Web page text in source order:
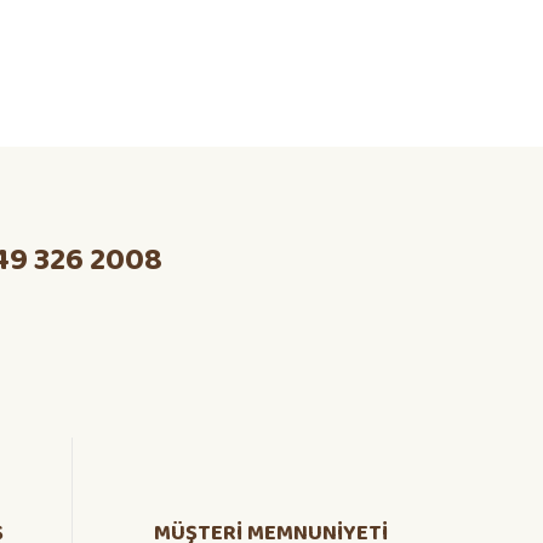
326 2008
MÜŞTERİ MEMNUNİYETİ